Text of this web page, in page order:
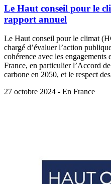
Le Haut conseil pour le
rapport annuel
Le Haut conseil pour le climat
chargé d’évaluer l’action
cohérence avec les
France, en particulier l’Accord
carbone en 2050, et le respect
27 octobre 2024 - En France